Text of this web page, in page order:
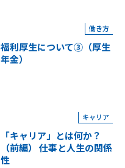
働き方
福利厚生について③（厚生
年金）
キャリア
「キャリア」とは何か？
（前編） 仕事と人生の関係
性